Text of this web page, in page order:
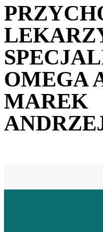
OMEGA
MAREK